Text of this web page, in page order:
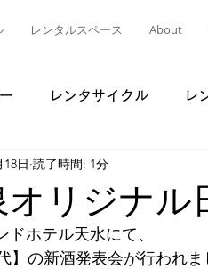
レンタルスペース About
レンタサイクル レ
オリジナル
18日 読了時間: 1分
ホテル天水にて、
】の新酒発表会が行われま